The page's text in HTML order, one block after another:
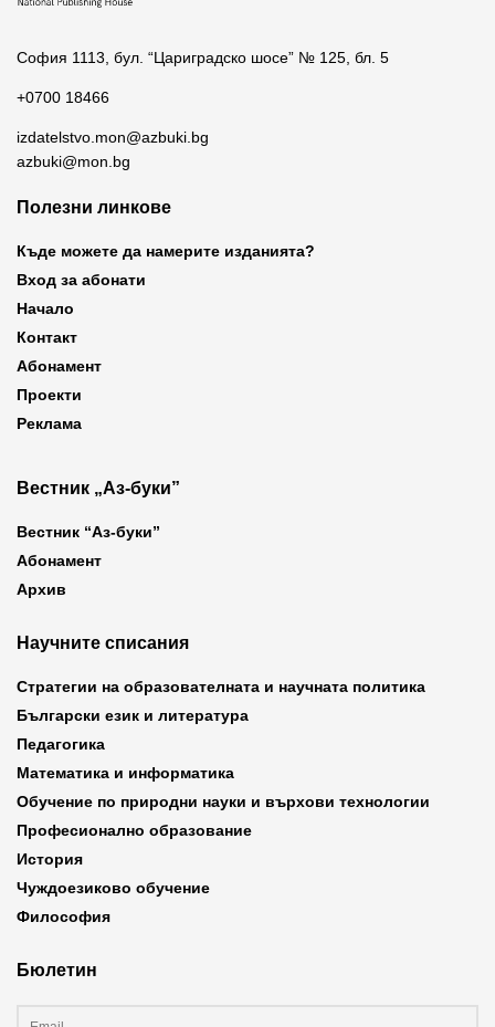
София 1113, бул. “Цариградско шосе” № 125, бл. 5
+0700 18466
izdatelstvo.mon@azbuki.bg
azbuki@mon.bg
Полезни линкове
Къде можете да намерите изданията?
Вход за абонати
Начало
Контакт
Абонамент
Проекти
Реклама
Вестник „Аз-буки”
Вестник “Аз-буки”
Абонамент
Архив
Научните списания
Стратегии на образователната и научната политика
Български език и литература
Педагогика
Математика и информатика
Обучение по природни науки и върхови технологии
Професионално образование
История
Чуждоезиково обучение
Философия
Бюлетин